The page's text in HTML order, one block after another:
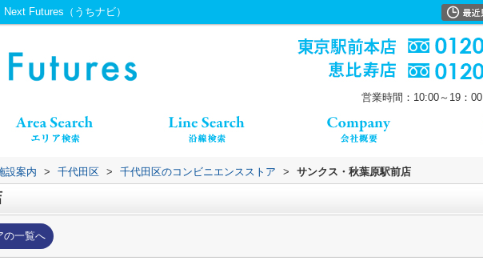
Futures（うちナビ）
営業時間：10:00～19：00
設案内 > 千代田区 > 千代田区のコンビニエンスストア > サンクス・秋葉原駅前店
の一覧へ